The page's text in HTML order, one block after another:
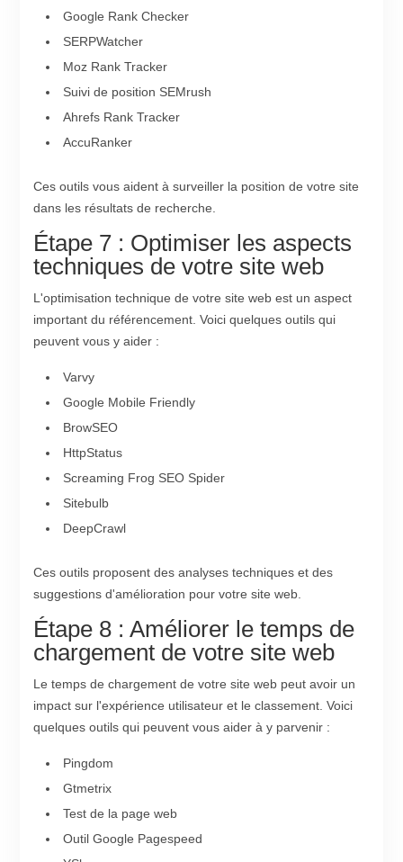
Google Rank Checker
SERPWatcher
Moz Rank Tracker
Suivi de position SEMrush
Ahrefs Rank Tracker
AccuRanker
Ces outils vous aident à surveiller la position de votre site
dans les résultats de recherche.
Étape 7 : Optimiser les aspects
techniques de votre site web
L'optimisation technique de votre site web est un aspect
important du référencement. Voici quelques outils qui
peuvent vous y aider :
Varvy
Google Mobile Friendly
BrowSEO
HttpStatus
Screaming Frog SEO Spider
Sitebulb
DeepCrawl
Ces outils proposent des analyses techniques et des
suggestions d'amélioration pour votre site web.
Étape 8 : Améliorer le temps de
chargement de votre site web
Le temps de chargement de votre site web peut avoir un
impact sur l'expérience utilisateur et le classement. Voici
quelques outils qui peuvent vous aider à y parvenir :
Pingdom
Gtmetrix
Test de la page web
Outil Google Pagespeed